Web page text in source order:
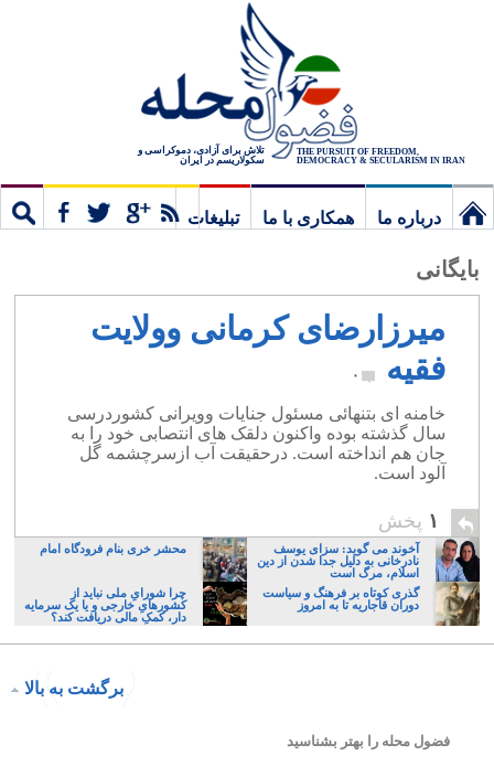
THE PURSUIT OF FREEDOM,
DEMOCRACY & SECULARISM IN IRAN
تلاش برای آزادی، دموکراسی و
سکولاریسم در ایران
درباره ما همکاری با ما
تبلیغات
بایگانی
میرزارضای کرمانی وولایت
فقیه
۰
خامنه ای بتنهائی مسئول جنایات وویرانی کشوردرسی
سال گذشته بوده واکنون دلقک های انتصابی خود را به
جان هم انداخته است. درحقیقت آب ازسرچشمه گل
آلود است.
۱ پخش
آخوند می گوید: سزای یوسف
نادرخانی به دلیل جدا شدن از دین
اسلام، مرگ است
محشر خری بنام فرودگاه امام
گذری کوتاه بر فرهنگ و سیاست
دوران قاجاریه تا به امروز
چرا شورایِ ملی نباید از
کشورهایِ خارجی و یا یک سرمایه
دار، کمکِ مالی دریافت کند؟
برگشت به بالا
فضول محله را بهتر بشناسید